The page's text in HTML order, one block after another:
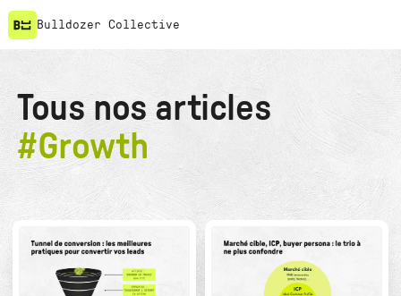
Bulldozer Collective
Tous nos articles
#Growth